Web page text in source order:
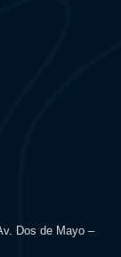
Dos de Mayo –